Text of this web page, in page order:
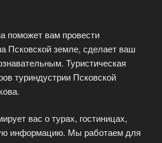
поможет вам провести
Псковской земле, сделает ваш
Туристическая
туриндустрии Псковской
вас о турах, гостиницах,
информацию. Мы работаем для